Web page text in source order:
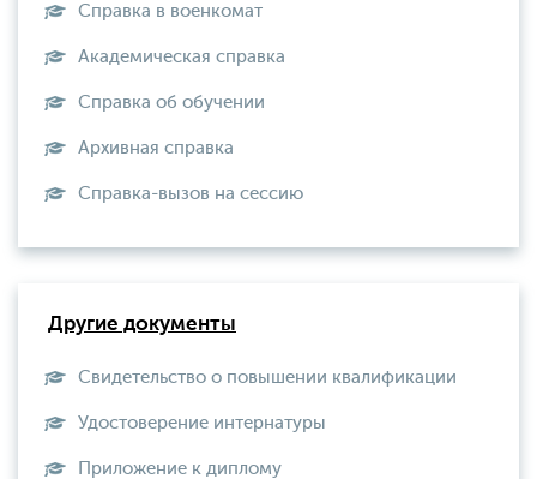
Справка в военкомат
Академическая справка
Справка об обучении
Архивная справка
Справка-вызов на сессию
Другие документы
Свидетельство о повышении квалификации
Удостоверение интернатуры
Приложение к диплому